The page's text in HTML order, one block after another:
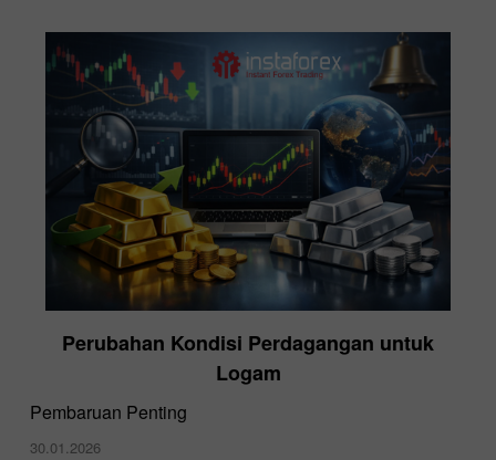
Perubahan Kondisi Perdagangan untuk
Logam
Pembaruan Penting
30.01.2026